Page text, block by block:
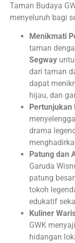
Taman Budaya
menyeluruh bagi
Menikmati
taman
Segway
dari taman
dapat
hijau, dan
Pertunjukan
drama
Patung dan
Garuda
patung
tokoh
edukatif
Kuliner
GWK
hidangan